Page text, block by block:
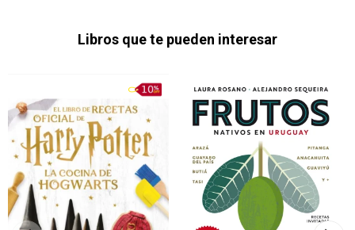
Libros que te pueden interesar